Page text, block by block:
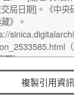
複製引用資訊